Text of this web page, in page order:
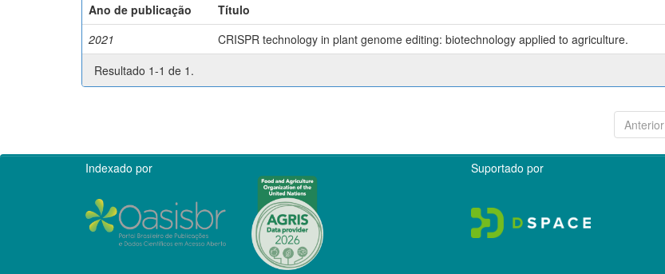
Ano de publicação
Título
2021
CRISPR technology in plant genome editing: biotechnology applied to agriculture.
Resultado 1-1 de 1.
Anterior
Indexado por Suportado por